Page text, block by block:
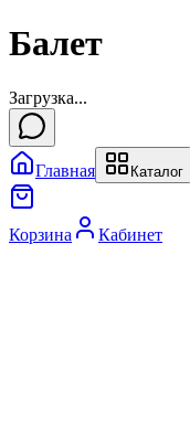
Балет
Загрузка...
Главная Каталог
Корзина Кабинет